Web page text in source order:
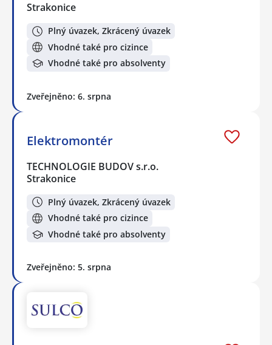
Strakonice
Plný úvazek, Zkrácený úvazek
Vhodné také pro cizince
Vhodné také pro absolventy
Zveřejněno: 6. srpna
Elektromontér
TECHNOLOGIE BUDOV s.r.o.
Strakonice
Plný úvazek, Zkrácený úvazek
Vhodné také pro cizince
Vhodné také pro absolventy
Zveřejněno: 5. srpna